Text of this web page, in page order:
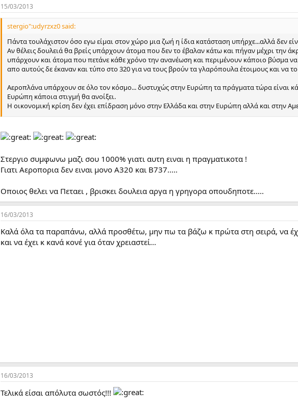
15/03/2013
stergio":udyrzxz0 said:
Πάντα τουλάχιστον όσο εγω είμαι στον χώρο μια ζωή η ίδια κατάσταση υπήρχε...αλλά δεν
Αν θέλεις δουλειά θα βρείς υπάρχουν άτομα που δεν το έβαλαν κάτω και πήγαν μέχρι την
υπάρχουν και άτομα που πετάνε κάθε χρόνο την ανανέωση και περιμένουν κάποιο βύσμα να
απο αυτούς δε έκαναν και τύπο στο 320 για να τους βρούν τα γλαρόπουλα έτοιμους και να
Αεροπλάνα υπάρχουν σε όλο τον κόσμο... δυστυχώς στην Ευρώπη τα πράγματα τώρα είναι
Ευρώπη κάποια στιγμή θα ανοίξει.
Η οικονομική κρίση δεν έχει επίδραση μόνο στην Ελλάδα και στην Ευρώπη αλλά και στην
Στεργιο συμφωνω μαζι σου 1000% γιατι αυτη ειναι η πραγματικοτα !
Γιατι Αεροπορια δεν ειναι μονο A320 και Β737.....
Οποιος θελει να Πεταει , βρισκει δουλεια αργα η γρηγορα οπουδηποτε.....
16/03/2013
Καλά όλα τα παραπάνω, αλλά προσθέτω, μην πω τα βάζω κ πρώτα στη σειρά, να
και να έχει κ κανά κονέ για όταν χρειαστεί...
16/03/2013
Τελικά είσαι απόλυτα σωστός!!!